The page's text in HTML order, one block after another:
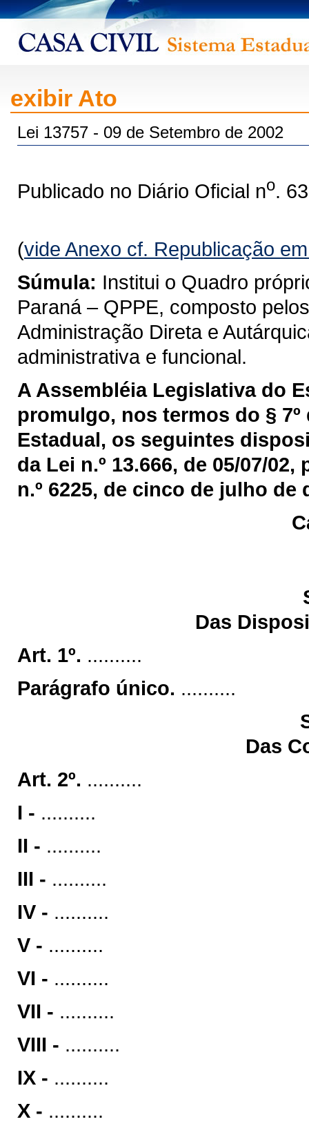
exibir Ato
Lei 13757 - 09 de Setembro de 2002
Publicado no Diário Oficial no.
(vide Anexo cf. Republicação
Súmula: Institui o Quadro
Paraná – QPPE, composto
Administração Direta e
administrativa e funcional.
A Assembléia Legislativa do
promulgo, nos termos do §
Estadual, os seguintes
da Lei n.º 13.666, de 05/07/
n.º 6225, de cinco de julho de
Das
Art. 1º. ..........
Parágrafo único. ..........
Das
Art. 2º. ..........
I - ..........
II - ..........
III - ..........
IV - ..........
V - ..........
VI - ..........
VII - ..........
VIII - ..........
IX - ..........
X - ..........